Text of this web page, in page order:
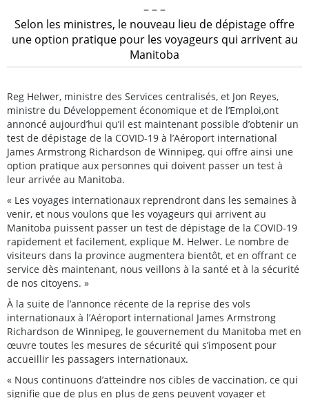
– – –
Selon les ministres, le nouveau lieu de dépistage offre
une option pratique pour les voyageurs qui arrivent au
Manitoba
Reg Helwer, ministre des Services centralisés, et Jon Reyes,
ministre du Développement économique et de l’Emploi,ont
annoncé aujourd’hui qu’il est maintenant possible d’obtenir un
test de dépistage de la COVID-19 à l’Aéroport international
James Armstrong Richardson de Winnipeg, qui offre ainsi une
option pratique aux personnes qui doivent passer un test à
leur arrivée au Manitoba.
« Les voyages internationaux reprendront dans les semaines à
venir, et nous voulons que les voyageurs qui arrivent au
Manitoba puissent passer un test de dépistage de la COVID-19
rapidement et facilement, explique M. Helwer. Le nombre de
visiteurs dans la province augmentera bientôt, et en offrant ce
service dès maintenant, nous veillons à la santé et à la sécurité
de nos citoyens. »
À la suite de l’annonce récente de la reprise des vols
internationaux à l’Aéroport international James Armstrong
Richardson de Winnipeg, le gouvernement du Manitoba met en
œuvre toutes les mesures de sécurité qui s’imposent pour
accueillir les passagers internationaux.
« Nous continuons d’atteindre nos cibles de vaccination, ce qui
signifie que de plus en plus de gens peuvent voyager et